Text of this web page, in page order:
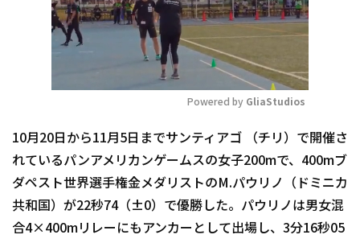
Mute
Powered by GliaStudios
10月20日から11月5日までサンティアゴ （チリ）で開催さ
れているパンアメリカンゲームスの女子200mで、400mブ
ダペスト世界選手権金メダリストのM.パウリノ（ドミニカ
共和国）が22秒74（±0）で優勝した。パウリノは男女混
合4×400mリレーにもアンカーとして出場し、3分16秒05